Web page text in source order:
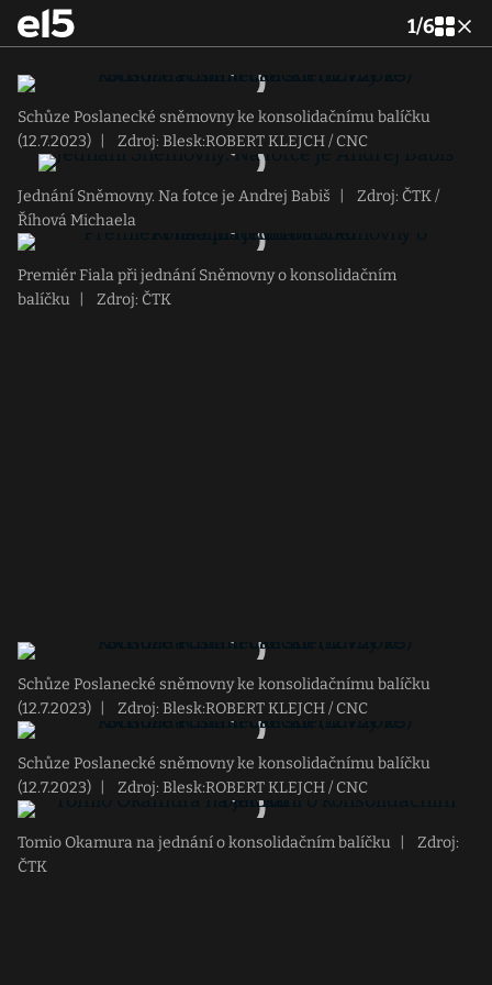
1/6
Schůze Poslanecké sněmovny ke konsolidačnímu balíčku
(12.7.2023)
Zdroj: Blesk:ROBERT KLEJCH / CNC
Jednání Sněmovny. Na fotce je Andrej Babiš
Zdroj: ČTK /
Říhová Michaela
Premiér Fiala při jednání Sněmovny o konsolidačním
balíčku
Zdroj: ČTK
Schůze Poslanecké sněmovny ke konsolidačnímu balíčku
(12.7.2023)
Zdroj: Blesk:ROBERT KLEJCH / CNC
Schůze Poslanecké sněmovny ke konsolidačnímu balíčku
(12.7.2023)
Zdroj: Blesk:ROBERT KLEJCH / CNC
Tomio Okamura na jednání o konsolidačním balíčku
Zdroj:
ČTK